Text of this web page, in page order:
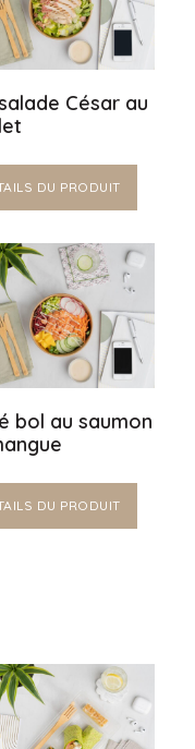
César au
DU PRODUIT
bol au saumon
DU PRODUIT